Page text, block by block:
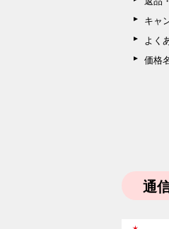
キャ
よく
価格
通